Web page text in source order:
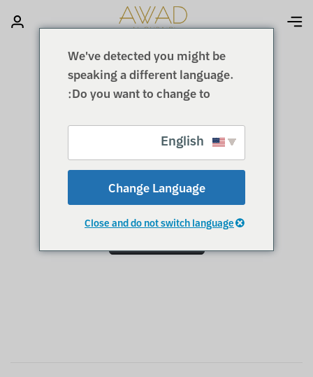
السـلة فـارغة
يمكنك الاطلاع على جميع المنتجات المتوفرة في المتجر
We've detected you might be
speaking a different language.
Do you want to change to:
Change Language
Close and do not switch language